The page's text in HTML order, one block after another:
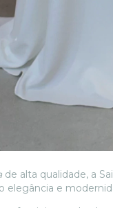
de alta qualidade, a
elegância e